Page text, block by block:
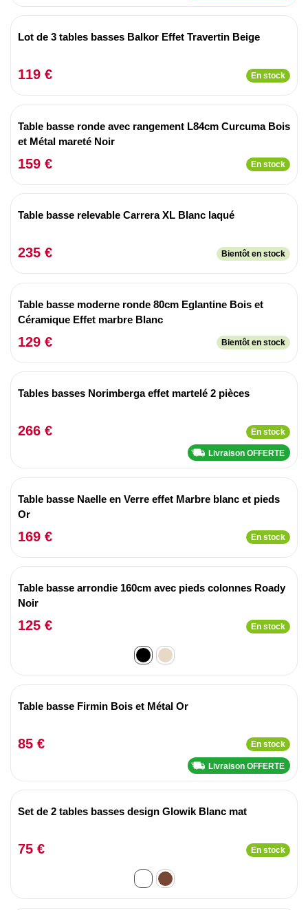
Lot de 3 tables basses Balkor Effet Travertin Beige
119 € En stock
Table basse ronde avec rangement L84cm Curcuma Bois
et Métal mareté Noir
159 € En stock
Table basse relevable Carrera XL Blanc laqué
235 € Bientôt en stock
Table basse moderne ronde 80cm Eglantine Bois et
Céramique Effet marbre Blanc
129 € Bientôt en stock
Tables basses Norimberga effet martelé 2 pièces
266 € En stock
Livraison OFFERTE
Table basse Naelle en Verre effet Marbre blanc et pieds
Or
169 € En stock
Table basse arrondie 160cm avec pieds colonnes Roady
Noir
125 € En stock
Table basse Firmin Bois et Métal Or
85 € En stock
Livraison OFFERTE
Set de 2 tables basses design Glowik Blanc mat
75 € En stock